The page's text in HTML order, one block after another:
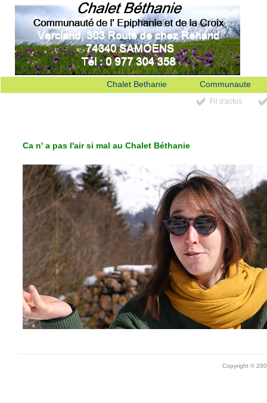
Chalet Bethanie Communaute
Fil d'actus
Ca n' a pas l'air si mal au Chalet Béthanie
Copyright ©